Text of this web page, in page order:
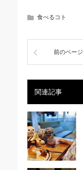
食べるコト
前のページ
関連記事